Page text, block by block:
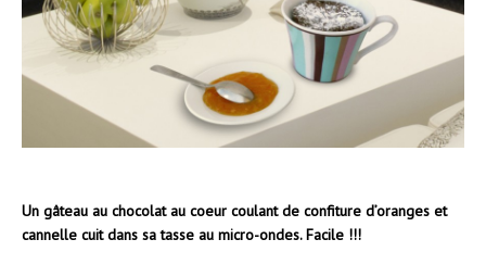
Un gâteau au chocolat au coeur coulant de confiture d’oranges et
cannelle cuit dans sa tasse au micro-ondes. Facile !!!